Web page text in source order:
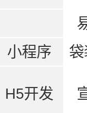
小程序
H5开发